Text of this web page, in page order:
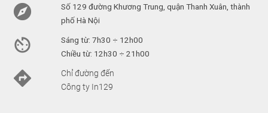

Số 129 đường Khương Trung, quận Thanh Xuân, thành
phố Hà Nội

Sáng từ: 7h30 ÷ 12h00
Chiều từ: 12h30 ÷ 21h00

Chỉ đường đến
Công ty In129